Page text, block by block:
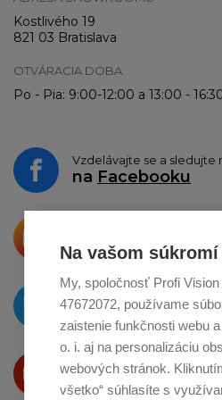
Kostlivého 19
821 03 Bratislava
OTVÁRACIA DOBA
Po - Pia: 9:00-12:00 a 13:00 -
Vzdelávajte se a sledujte
na Facebooku
o zdieľanie na
O novinkách píšeme
naTwitteri
Produkty Vám
na Youtube
Na vašom
My, spoločnosť Profi Vision
47672072, používame
zaistenie funkčnosti webu
o. i. aj na personalizáciu
webových stránok.
všetko“ súhlasíte s